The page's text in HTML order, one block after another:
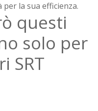
la sua efficienza.
questi
solo per
SRT